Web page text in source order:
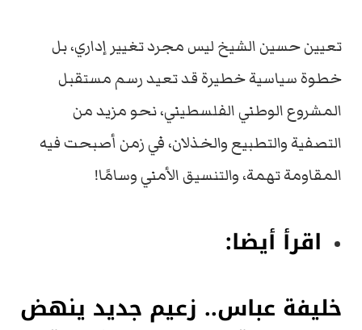
تعيين حسين الشيخ ليس مجرد تغيير إداري، بل
خطوة سياسية خطيرة قد تعيد رسم مستقبل
المشروع الوطني الفلسطيني، نحو مزيد من
التصفية والتطبيع والخذلان، في زمن أصبحت فيه
المقاومة تهمة، والتنسيق الأمني وسامًا!
اقرأ أيضا:
خليفة عباس.. زعيم جديد ينهض